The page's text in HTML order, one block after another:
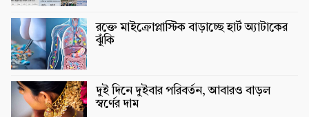
রক্তে মাইক্রোপ্লাস্টিক বাড়াচ্ছে হার্ট অ্যাটাকের
ঝুঁকি
দুই দিনে দুইবার পরিবর্তন, আবারও বাড়ল
স্বর্ণের দাম